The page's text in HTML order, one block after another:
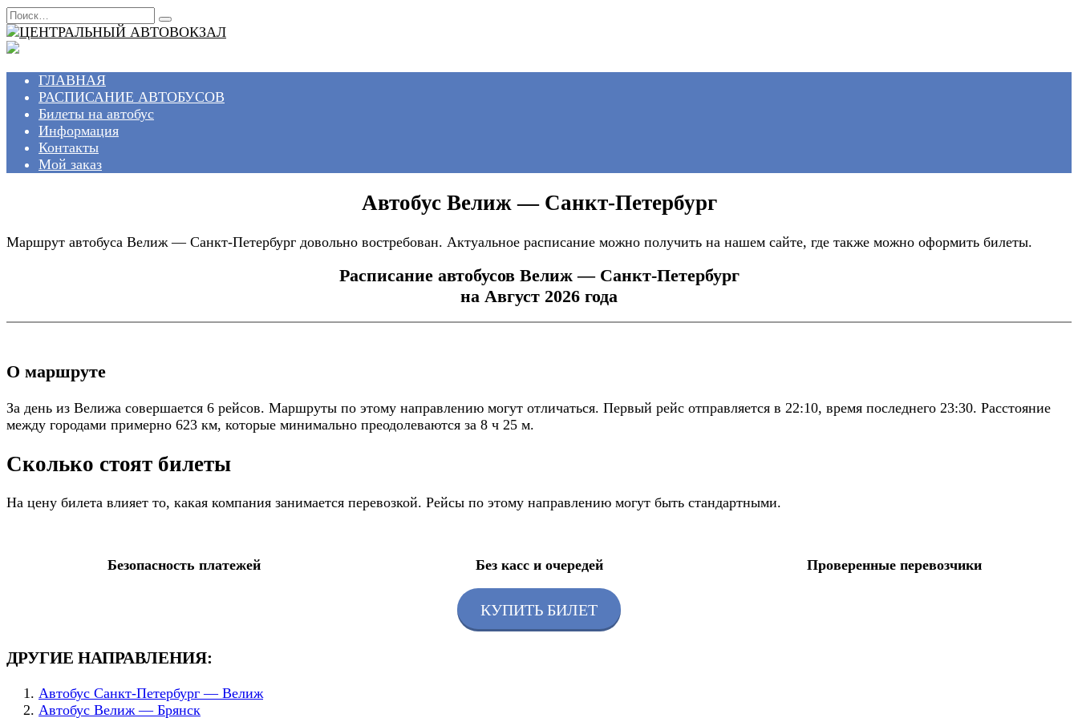
Перейти
к
содержанию
Search
for:
ГЛАВНАЯ
РАСПИСАНИЕ АВТОБУСОВ
Билеты на автобус
Информация
Контакты
Мой заказ
Автобус Велиж — Санкт-Петербург
Маршрут автобуса Велиж — Санкт-Петербург довольно востребован. Актуальное расписание можно получить на нашем сайте, где также можно оформить билеты.
Расписание автобусов Велиж — Санкт-Петербург
на Август 2026 года
О маршруте
За день из Велижа совершается 6 рейсов. Маршруты по этому направлению могут отличаться. Первый рейс отправляется в 22:10, время последнего 23:30. Расстояние
между городами примерно 623 км, которые минимально преодолеваются за 8 ч 25 м.
Сколько стоят билеты
На цену билета влияет то, какая компания занимается перевозкой. Рейсы по этому направлению могут быть стандартными.
Безопасность платежей Без касс и очередей Проверенные перевозчики
КУПИТЬ БИЛЕТ
ДРУГИЕ НАПРАВЛЕНИЯ:
Автобус Санкт-Петербург — Велиж
Автобус Велиж — Брянск